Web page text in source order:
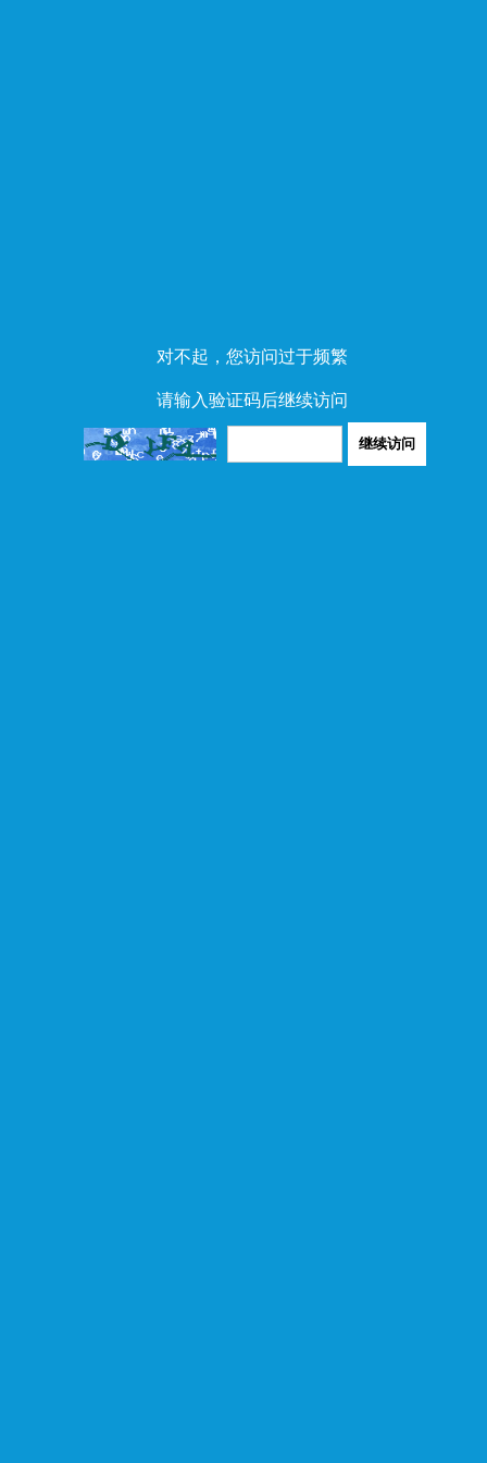
对不起，您访问过于频繁
请输入验证码后继续访问
继续访问